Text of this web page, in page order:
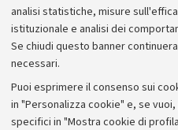
analisi statistiche, misure
istituzionale e analisi dei
Se chiudi questo banner
necessari.
Puoi esprimere il consenso sui
in "Personalizza cookie" e, se
specifici in "Mostra cookie di